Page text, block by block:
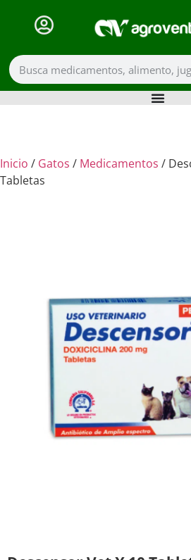
Inicio / Gatos / Medicamentos /
Tabletas